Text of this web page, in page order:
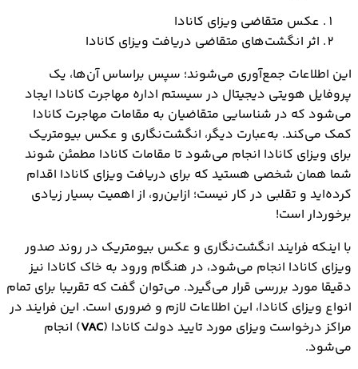
عکس متقاضی ویزای کانادا
اثر انگشت‌های متقاضی دریافت ویزای کانادا
این اطلاعات جمع‌آوری می‌شوند؛ سپس براساس آن‌ها، یک
پروفایل هویتی دیجیتال در سیستم اداره مهاجرت کانادا ایجاد
می‌شود که در شناسایی متقاضیان به مقامات مهاجرت کانادا
کمک می‌کند. به‌عبارت دیگر، انگشت‌‌نگاری و عکس بیومتریک
برای ویزای کانادا انجام می‌شود تا مقامات کانادا مطمئن شوند
شما همان شخصی هستید که برای دریافت ويزاي کانادا اقدام
کرده‌اید و تقلبی در کار نیست؛ ازاین‌رو، از اهمیت بسیار زیادی
برخوردار است!
با اینکه فرایند انگشت‌نگاری و عکس بیومتریک در روند صدور
ویزای کانادا انجام می‌شود، در هنگام ورود به خاک کانادا نیز
دقیقا مورد بررسی قرار می‌گیرد. می‌توان گفت که تقریبا برای تمام
انواع ویزای کانادا، این اطلاعات لازم و ضروری است. این فرایند در
مراکز درخواست ویزای مورد تایید دولت کانادا (VAC) انجام
می‌شود.